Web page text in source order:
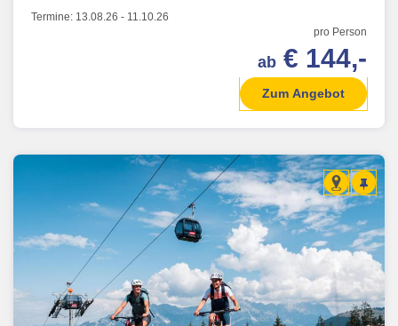
Termine: 13.08.26 - 11.10.26
pro Person
ab € 144,-
Zum Angebot